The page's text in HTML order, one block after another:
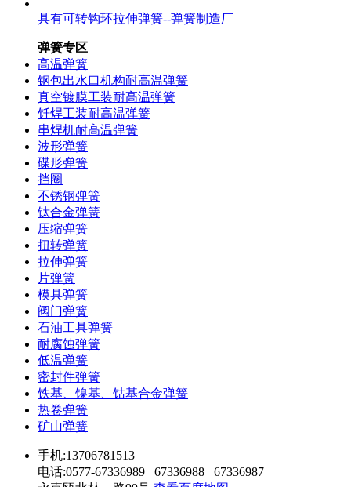
具有可转钩环拉伸弹簧--弹簧制造厂
弹簧专区
高温弹簧
钢包出水口机构耐高温弹簧
真空镀膜工装耐高温弹簧
钎焊工装耐高温弹簧
串焊机耐高温弹簧
波形弹簧
碟形弹簧
挡圈
不锈钢弹簧
钛合金弹簧
压缩弹簧
扭转弹簧
拉伸弹簧
片弹簧
模具弹簧
阀门弹簧
石油工具弹簧
耐腐蚀弹簧
低温弹簧
密封件弹簧
铁基、镍基、钴基合金弹簧
热卷弹簧
矿山弹簧
手机:13706781513
电话:0577-67336989 67336988 67336987